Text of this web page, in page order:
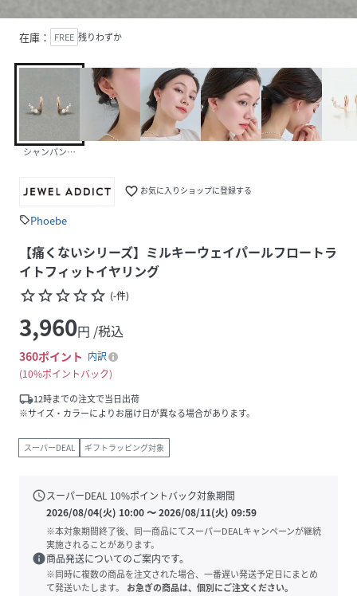
在庫： FREE 残りわずか
シャンパンゴールド
favorite_border お気に入りショップに登録する
sellPhoebe
【痛くないシリーズ】ミルキーウェイパールフロートラ
イトフィットイヤリング
star_borderstar_borderstar_borderstar_borderstar_border (-件)
3,960円 /税込
360ポイント 内訳
10%ポイントバック
local_shipping12時までの注文で当日出荷
※サイズ・カラーによりお届け日が異なる場合があります。
スーパーDEAL ギフトラッピング対象
scheduleスーパーDEAL 10%ポイントバック対象期間
2026/08/04(火) 10:00〜2026/08/11(火) 09:59
※本対象期間終了後、同一商品にてスーパーDEALキャンペーンが継続
実施されることがあります。
info商品発送についてのご案内です。
※同時に複数の商品を注文された場合、一番遅い発送予定日にまとめ
て発送いたします。
お急ぎの商品は、個別にご注文ください。